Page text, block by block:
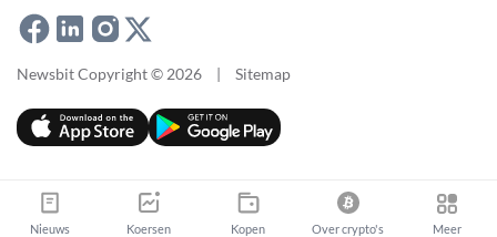
Newsbit Copyright © 2026 | Sitemap
Nieuws Koersen Kopen Over crypto's Meer